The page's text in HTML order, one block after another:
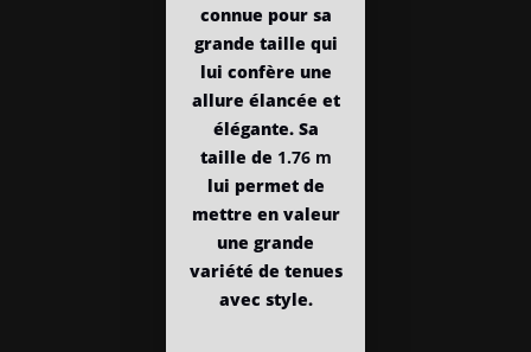
connue pour sa
grande taille qui
lui confère une
allure élancée et
élégante. Sa
taille de 1.76 m
lui permet de
mettre en valeur
une grande
variété de tenues
avec style.